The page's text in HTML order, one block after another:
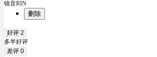
镜音RIN
删除
好评 2
多半好评
差评 0